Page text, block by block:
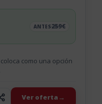
ANTES259€
como una opción
Ver oferta